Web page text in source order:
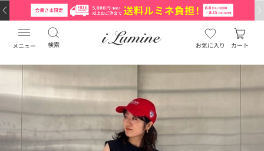
メニュー 検索 お気に入り カート